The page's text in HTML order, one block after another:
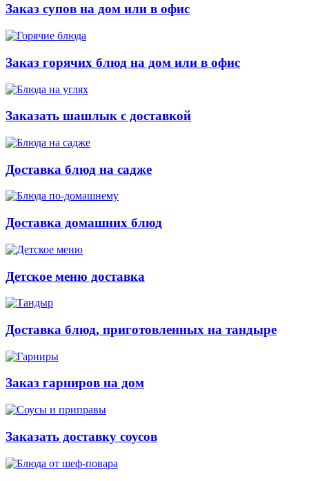
Заказ супов на дом или в офис
Заказ горячих блюд на дом или в офис
Заказать шашлык с доставкой
Доставка блюд на садже
Доставка домашних блюд
Детское меню доставка
Доставка блюд, приготовленных на тандыре
Заказ гарниров на дом
Заказать доставку соусов